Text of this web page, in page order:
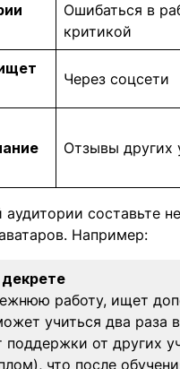
Ошибаться в
критикой
Через соцсети
Отзывы других
составьте
Например:
работу, ищет
учиться два раза
от других
что после